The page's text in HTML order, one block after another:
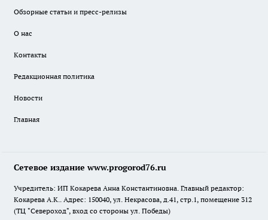
Обзорные статьи и пресс-релизы
О нас
Контакты
Редакционная политика
Новости
Главная
Сетевое издание www.progorod76.ru
Учредитель: ИП Кокарева Анна Константиновна. Главный редактор:
Кокарева А.К.. Адрес: 150040, ул. Некрасова, д.41, стр.1, помещение 312
(ТЦ "Североход", вход со стороны ул. Победы)